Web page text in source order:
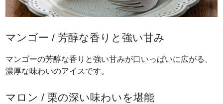
マンゴー / 芳醇な香りと強い甘み
マンゴーの芳醇な香りと強い甘みが口いっぱいに広がる、
濃厚な味わいのアイスです。
マロン / 栗の深い味わいを堪能